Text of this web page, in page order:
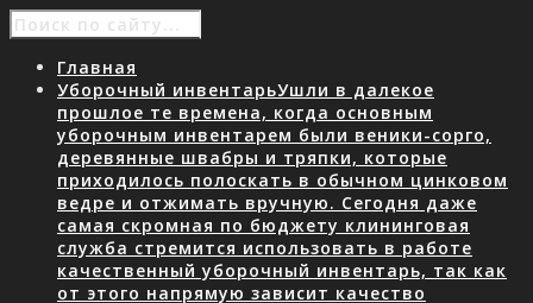
Главная
Уборочный инвентарьУшли в далекое
прошлое те времена, когда основным
уборочным инвентарем были веники-сорго,
деревянные швабры и тряпки, которые
приходилось полоскать в обычном цинковом
ведре и отжимать вручную. Сегодня даже
самая скромная по бюджету клининговая
служба стремится использовать в работе
качественный уборочный инвентарь, так как
от этого напрямую зависит качество